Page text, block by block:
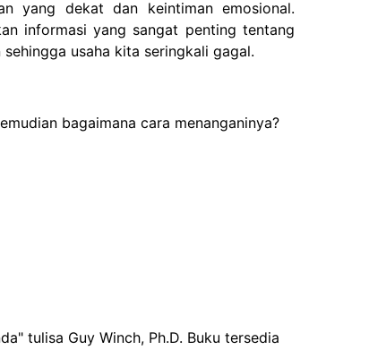
yang dekat dan keintiman emosional.
informasi yang sangat penting tentang
usaha kita seringkali gagal.
bagaimana cara menanganinya?
tulisa Guy Winch, Ph.D. Buku tersedia